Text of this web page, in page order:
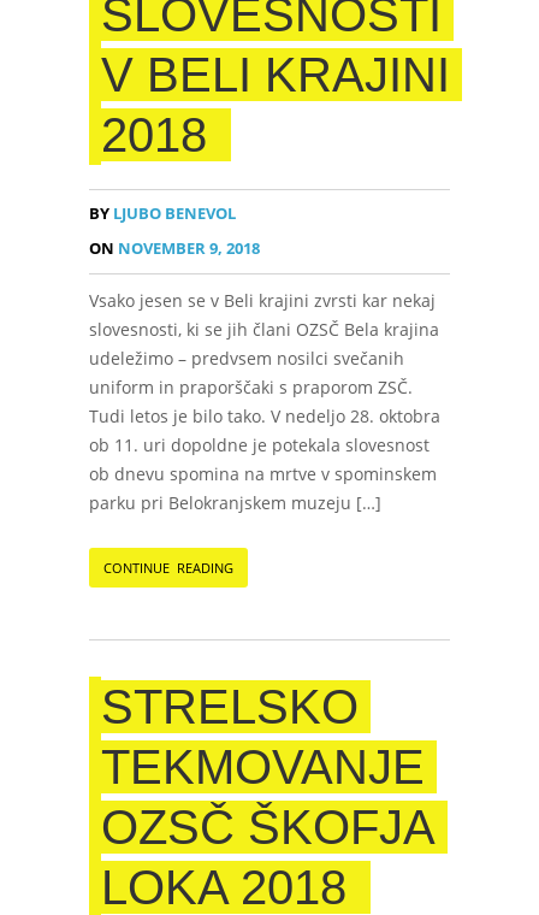
SLOVESNOSTI
V BELI KRAJINI
2018
BY LJUBO BENEVOL
ON NOVEMBER 9, 2018
Vsako jesen se v Beli krajini zvrsti kar nekaj
slovesnosti, ki se jih člani OZSČ Bela krajina
udeležimo – predvsem nosilci svečanih
uniform in praporščaki s praporom ZSČ.
Tudi letos je bilo tako. V nedeljo 28. oktobra
ob 11. uri dopoldne je potekala slovesnost
ob dnevu spomina na mrtve v spominskem
parku pri Belokranjskem muzeju […]
CONTINUE READING
STRELSKO
TEKMOVANJE
OZSČ ŠKOFJA
LOKA 2018